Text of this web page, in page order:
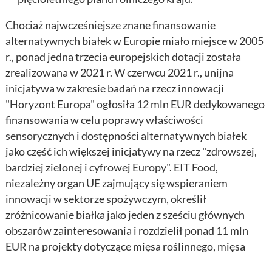
Chociaż najwcześniejsze znane finansowanie
alternatywnych białek w Europie miało miejsce w 2005
r., ponad jedna trzecia europejskich dotacji została
zrealizowana w 2021 r. W czerwcu 2021 r., unijna
inicjatywa w zakresie badań na rzecz innowacji
"Horyzont Europa" ogłosiła 12 mln EUR dedykowanego
finansowania w celu poprawy właściwości
sensorycznych i dostępności alternatywnych białek
jako część ich większej inicjatywy na rzecz "zdrowszej,
bardziej zielonej i cyfrowej Europy". EIT Food,
niezależny organ UE zajmujący się wspieraniem
innowacji w sektorze spożywczym, określił
zróżnicowanie białka jako jeden z sześciu głównych
obszarów zainteresowania i rozdzielił ponad 11 mln
EUR na projekty dotyczące mięsa roślinnego, mięsa